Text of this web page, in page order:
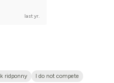
last yr.
ridponny I do not compete